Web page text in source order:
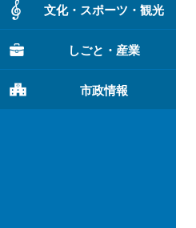
文化・スポーツ・観光
しごと・産業
市政情報